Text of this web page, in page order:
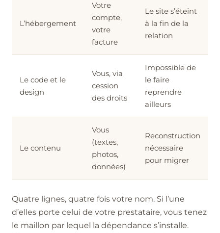
L’hébergement
Votre
compte,
votre
facture
Le site s’éteint
à la fin de la
relation
Le code et le
design
Vous, via
cession
des droits
Impossible de
le faire
reprendre
ailleurs
Le contenu
Vous
(textes,
photos,
données)
Reconstruction
nécessaire
pour migrer
Quatre lignes, quatre fois votre nom. Si l’une
d’elles porte celui de votre prestataire, vous tenez
le maillon par lequel la dépendance s’installe.